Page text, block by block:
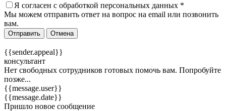
Я согласен c обработкой персональных данных *
Мы можем отправить ответ на вопрос на email или позвонить
вам.
Отправить Отмена
{{sender.appeal}}
консультант
Нет свободных сотрудников готовых помочь вам. Попробуйте
позже...
{{message.user}}
{{message.date}}
Пришло новое сообщение